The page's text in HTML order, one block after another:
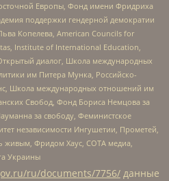
Европы, Фонд имени Фридриха
поддержки гендерной демократии
Копелева, American Councils for
Institute of International Education,
диалог, Школа международных
им Питера Мунка, Российско-
Школа международных отношений им
Свобод, Фонд Бориса Немцова за
за свободу, Феминистское
независимости Ингушетии, Прометей,
живым, Фридом Хаус, СОТА медиа,
Украины
ru/documents/7756/ данные